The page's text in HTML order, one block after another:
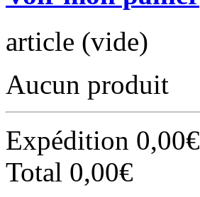
article (vide)
Aucun produit
Expédition 0,00€
Total 0,00€